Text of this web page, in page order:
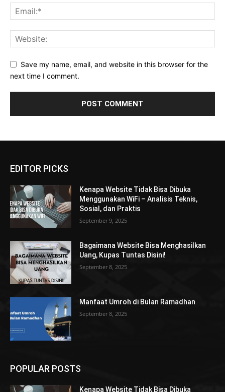
Save my name, email, and website in this browser for the
next time I comment.
EDITOR PICKS
Kenapa Website Tidak Bisa Dibuka
Menggunakan WiFi – Analisis Teknis,
Sosial, dan Praktis
September 9, 2025
Bagaimana Website Bisa Menghasilkan
Uang, Kupas Tuntas Disini!
September 8, 2025
Manfaat Umroh di Bulan Ramadhan
September 8, 2025
POPULAR POSTS
Kenapa Website Tidak Bisa Dibuka